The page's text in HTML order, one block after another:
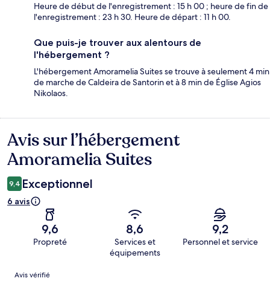
Heure de début de l'enregistrement : 15 h 00 ; heure de fin de
l'enregistrement : 23 h 30. Heure de départ : 11 h 00.
Que puis-je trouver aux alentours de
l'hébergement ?
L'hébergement Amoramelia Suites se trouve à seulement 4 min
de marche de Caldeira de Santorin et à 8 min de Église Agios
Nikolaos.
Avis
Avis sur l’hébergement
Amoramelia Suites
9,4 Exceptionnel
6 avis
9,6
Propreté
8,6
Services et
équipements
9,2
Personnel et service
Avis
Avis vérifié